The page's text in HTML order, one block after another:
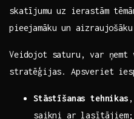
skatījumu uz ierastām
pieejamāku ⁤un
Veidojot saturu, var ņemt
stratēģijas. Apsveriet
Stāstīšanas tehnikas
saikni ar lasītājiem;